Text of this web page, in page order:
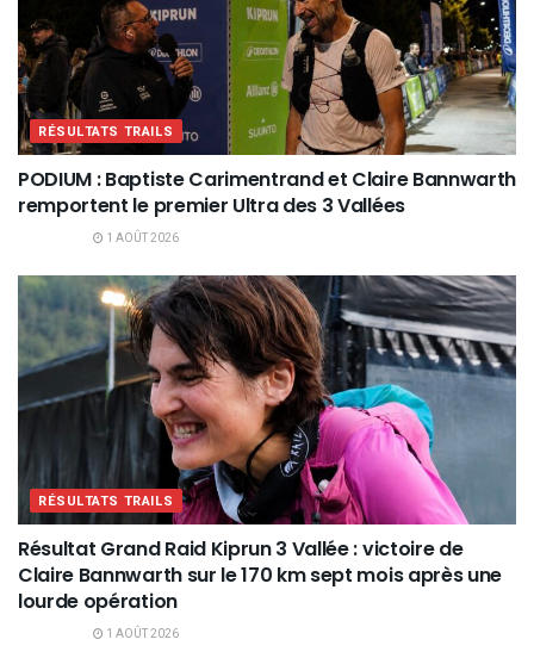
RÉSULTATS TRAILS
PODIUM : Baptiste Carimentrand et Claire Bannwarth
remportent le premier Ultra des 3 Vallées
1 AOÛT 2026
RÉSULTATS TRAILS
Résultat Grand Raid Kiprun 3 Vallée : victoire de
Claire Bannwarth sur le 170 km sept mois après une
lourde opération
1 AOÛT 2026